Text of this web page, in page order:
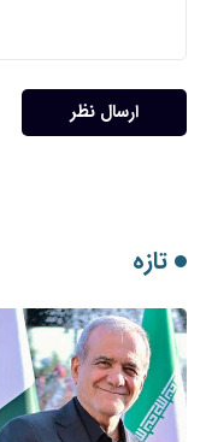
ارسال نظر
تازه